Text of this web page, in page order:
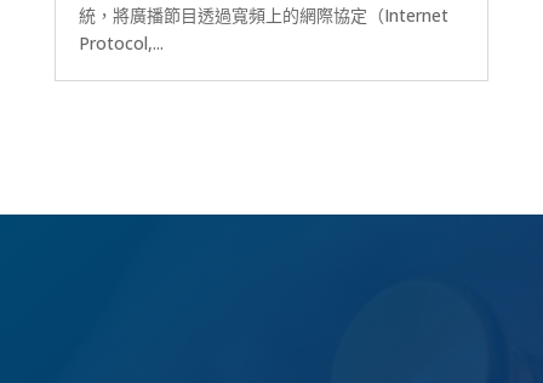
統，將廣播節目透過寬頻上的網際協定（Internet
Protocol,...